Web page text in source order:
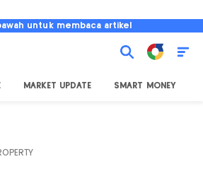
untuk membaca artikel
MARKET UPDATE SMART MONEY